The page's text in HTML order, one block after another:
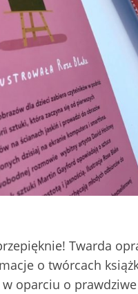
Twarda
o twórcach
w oparciu o